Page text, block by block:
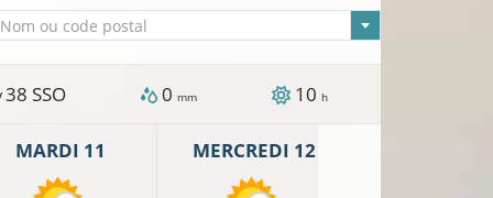
sélectionnée
Nom ou code postal
38 SSO 0 mm 10 h
MARDI 11 MERCREDI 12